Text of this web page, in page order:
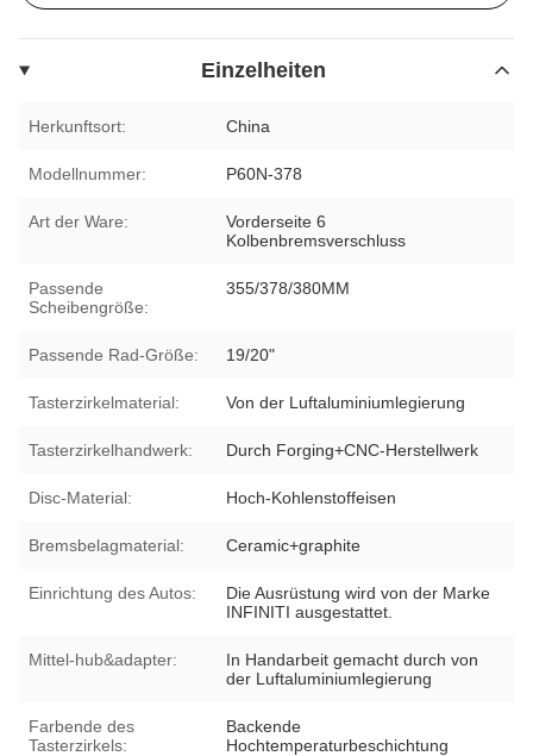
Einzelheiten
Herkunftsort: China
Modellnummer: P60N-378
Art der Ware:
Vorderseite 6
Kolbenbremsverschluss
Passende
Scheibengröße:
355/378/380MM
Passende Rad-Größe: 19/20"
Tasterzirkelmaterial: Von der Luftaluminiumlegierung
Tasterzirkelhandwerk: Durch Forging+CNC-Herstellwerk
Disc-Material: Hoch-Kohlenstoffeisen
Bremsbelagmaterial: Ceramic+graphite
Einrichtung des Autos:
Die Ausrüstung wird von der Marke
INFINITI ausgestattet.
Mittel-hub&adapter:
In Handarbeit gemacht durch von
der Luftaluminiumlegierung
Farbende des
Tasterzirkels:
Backende
Hochtemperaturbeschichtung